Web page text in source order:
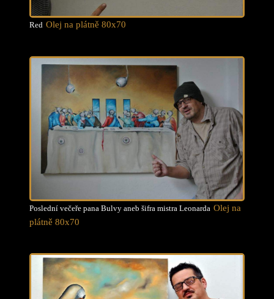
Red Olej na plátně 80x70
Poslední večeře pana Bulvy aneb šifra mistra Leonarda Olej na
plátně 80x70